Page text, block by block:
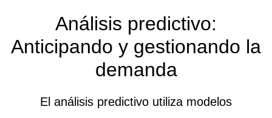
Análisis predictivo:
Anticipando y gestionando la
demanda
El análisis predictivo utiliza modelos